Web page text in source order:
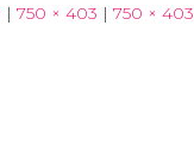
| 750 × 403 | 750 × 403